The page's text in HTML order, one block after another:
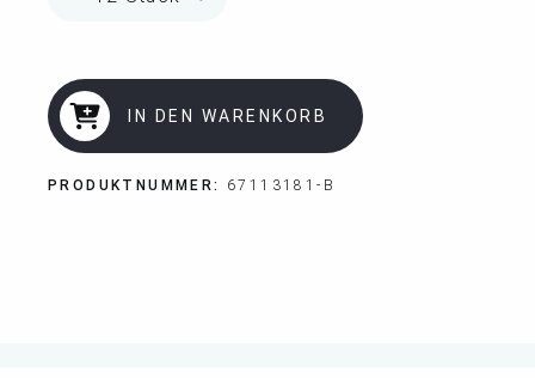
IN DEN WARENKORB
PRODUKTNUMMER: 67113181-B